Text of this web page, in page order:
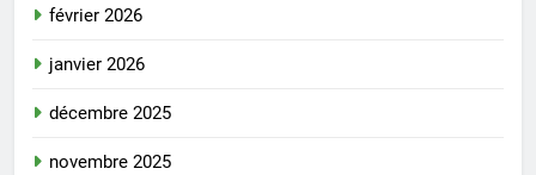
février 2026
janvier 2026
décembre 2025
novembre 2025